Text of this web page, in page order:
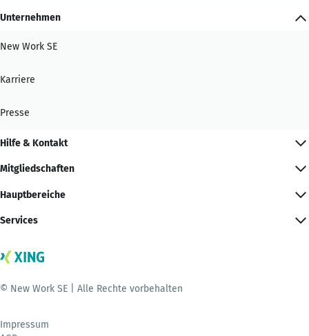
Unternehmen
New Work SE
Karriere
Presse
Hilfe & Kontakt
Mitgliedschaften
Hauptbereiche
Services
© New Work SE | Alle Rechte vorbehalten
Impressum